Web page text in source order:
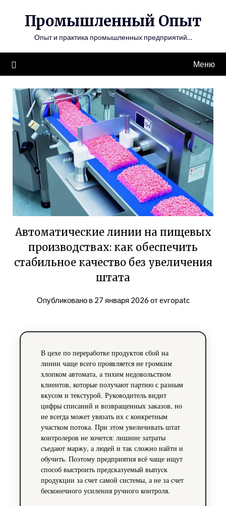
содержимому
Промышленный Опыт
Опыт и практика промышленных предприятий…
Меню
Автоматические линии на пищевых
производствах: как обеспечить
стабильное качество без увеличения
штата
Опубликовано в 27 января 2026 отevropatc
В цехе по переработке продуктов сбой на
линии чаще всего проявляется не громким
хлопком автомата, а тихим недовольством
клиентов, которые получают партию с разным
вкусом и текстурой. Руководитель видит
цифры списаний и возвращенных заказов, но
не всегда может увязать их с конкретным
участком потока. При этом увеличивать штат
контролеров не хочется: лишние затраты
съедают маржу, а людей и так сложно найти и
обучить. Поэтому предприятия всё чаще ищут
способ выстроить предсказуемый выпуск
продукции за счет самой системы, а не за счет
бесконечного усиления ручного контроля.